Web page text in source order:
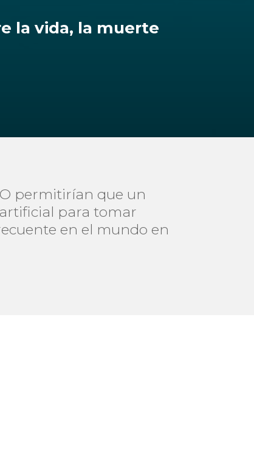
la vida, la muerte
permitirían que un
para tomar
en el mundo en